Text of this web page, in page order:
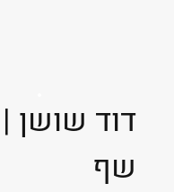
דוד שושן |
שף